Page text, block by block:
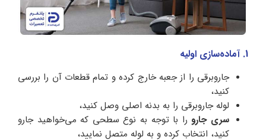
1. آماده‌سازی اولیه
جاروبرقی را از جعبه خارج کرده و تمام قطعات آن را بررسی
کنید،
لوله جاروبرقی را به بدنه اصلی وصل کنید،
سری جارو را با توجه به نوع سطحی که می‌خواهید جارو
کنید، انتخاب کرده و به لوله متصل نمایید،